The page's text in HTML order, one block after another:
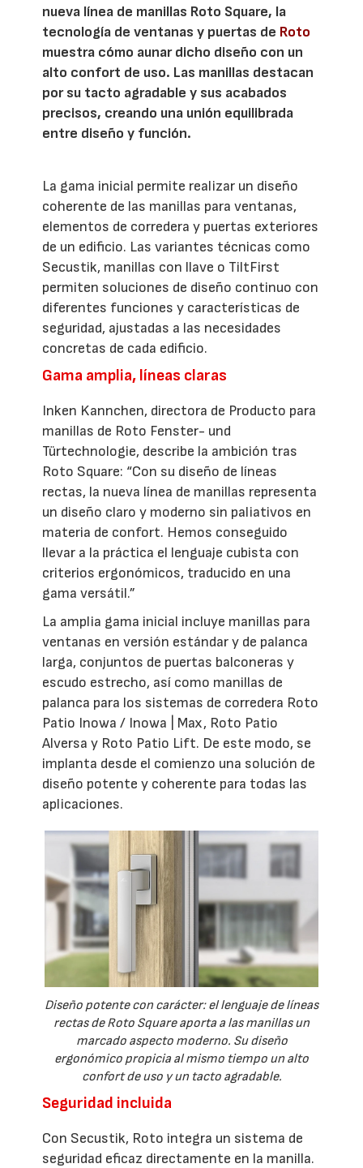
nueva línea de manillas Roto Square, la
tecnología de ventanas y puertas de Roto
muestra cómo aunar dicho diseño con un
alto confort de uso. Las manillas destacan
por su tacto agradable y sus acabados
precisos, creando una unión equilibrada
entre diseño y función.
La gama inicial permite realizar un diseño
coherente de las manillas para ventanas,
elementos de corredera y puertas exteriores
de un edificio. Las variantes técnicas como
Secustik, manillas con llave o TiltFirst
permiten soluciones de diseño continuo con
diferentes funciones y características de
seguridad, ajustadas a las necesidades
concretas de cada edificio.
Gama amplia, líneas claras
Inken Kannchen, directora de Producto para
manillas de Roto Fenster- und
Türtechnologie, describe la ambición tras
Roto Square: “Con su diseño de líneas
rectas, la nueva línea de manillas representa
un diseño claro y moderno sin paliativos en
materia de confort. Hemos conseguido
llevar a la práctica el lenguaje cubista con
criterios ergonómicos, traducido en una
gama versátil.”
La amplia gama inicial incluye manillas para
ventanas en versión estándar y de palanca
larga, conjuntos de puertas balconeras y
escudo estrecho, así como manillas de
palanca para los sistemas de corredera Roto
Patio Inowa / Inowa | Max, Roto Patio
Alversa y Roto Patio Lift. De este modo, se
implanta desde el comienzo una solución de
diseño potente y coherente para todas las
aplicaciones.
Diseño potente con carácter: el lenguaje de líneas
rectas de Roto Square aporta a las manillas un
marcado aspecto moderno. Su diseño
ergonómico propicia al mismo tiempo un alto
confort de uso y un tacto agradable.
Seguridad incluida
Con Secustik, Roto integra un sistema de
seguridad eficaz directamente en la manilla.